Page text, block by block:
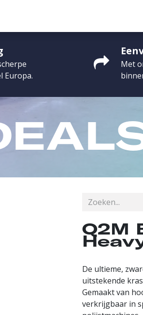
Europa.
Met
Q2M
De ultieme,
uitstekende
Gemaakt van
verkrijgbaar in